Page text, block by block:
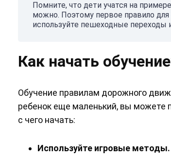
Помните, что дети учатся на
можно. Поэтому первое правило
используйте пешеходные переходы
Как начать
Обучение правилам дорожного
ребенок еще маленький, вы можете
с чего начать:
Используйте игровые методы.